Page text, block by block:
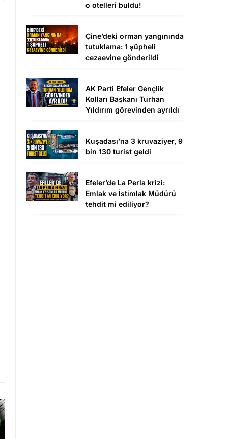
o otelleri buldu!
Çine’deki orman yangınında
tutuklama: 1 şüpheli
cezaevine gönderildi
AK Parti Efeler Gençlik
Kolları Başkanı Turhan
Yıldırım görevinden ayrıldı
Kuşadası’na 3 kruvaziyer, 9
bin 130 turist geldi
Efeler’de La Perla krizi:
Emlak ve İstimlak Müdürü
tehdit mi ediliyor?